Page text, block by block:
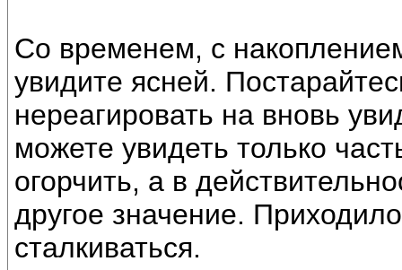
Со временем, с
увидите ясней.
нереагировать на вновь
можете увидеть только
огорчить, а в
другое значение.
сталкиваться.